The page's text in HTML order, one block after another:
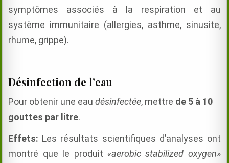
symptômes associés à la respiration et au
système immunitaire (allergies, asthme, sinusite,
rhume, grippe).
Désinfection de l’eau
Pour obtenir une eaudésinfectée, mettre de 5 à 10
gouttes par litre.
Effets: Les résultats scientifiques d’analyses ont
montré que le produit «aerobic stabilized oxygen»